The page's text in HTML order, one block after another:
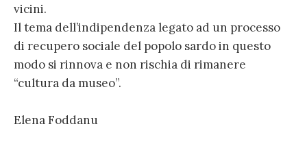
vicini.
Il tema dell’indipendenza legato ad un processo
di recupero sociale del popolo sardo in questo
modo si rinnova e non rischia di rimanere
“cultura da museo”.
Elena Foddanu